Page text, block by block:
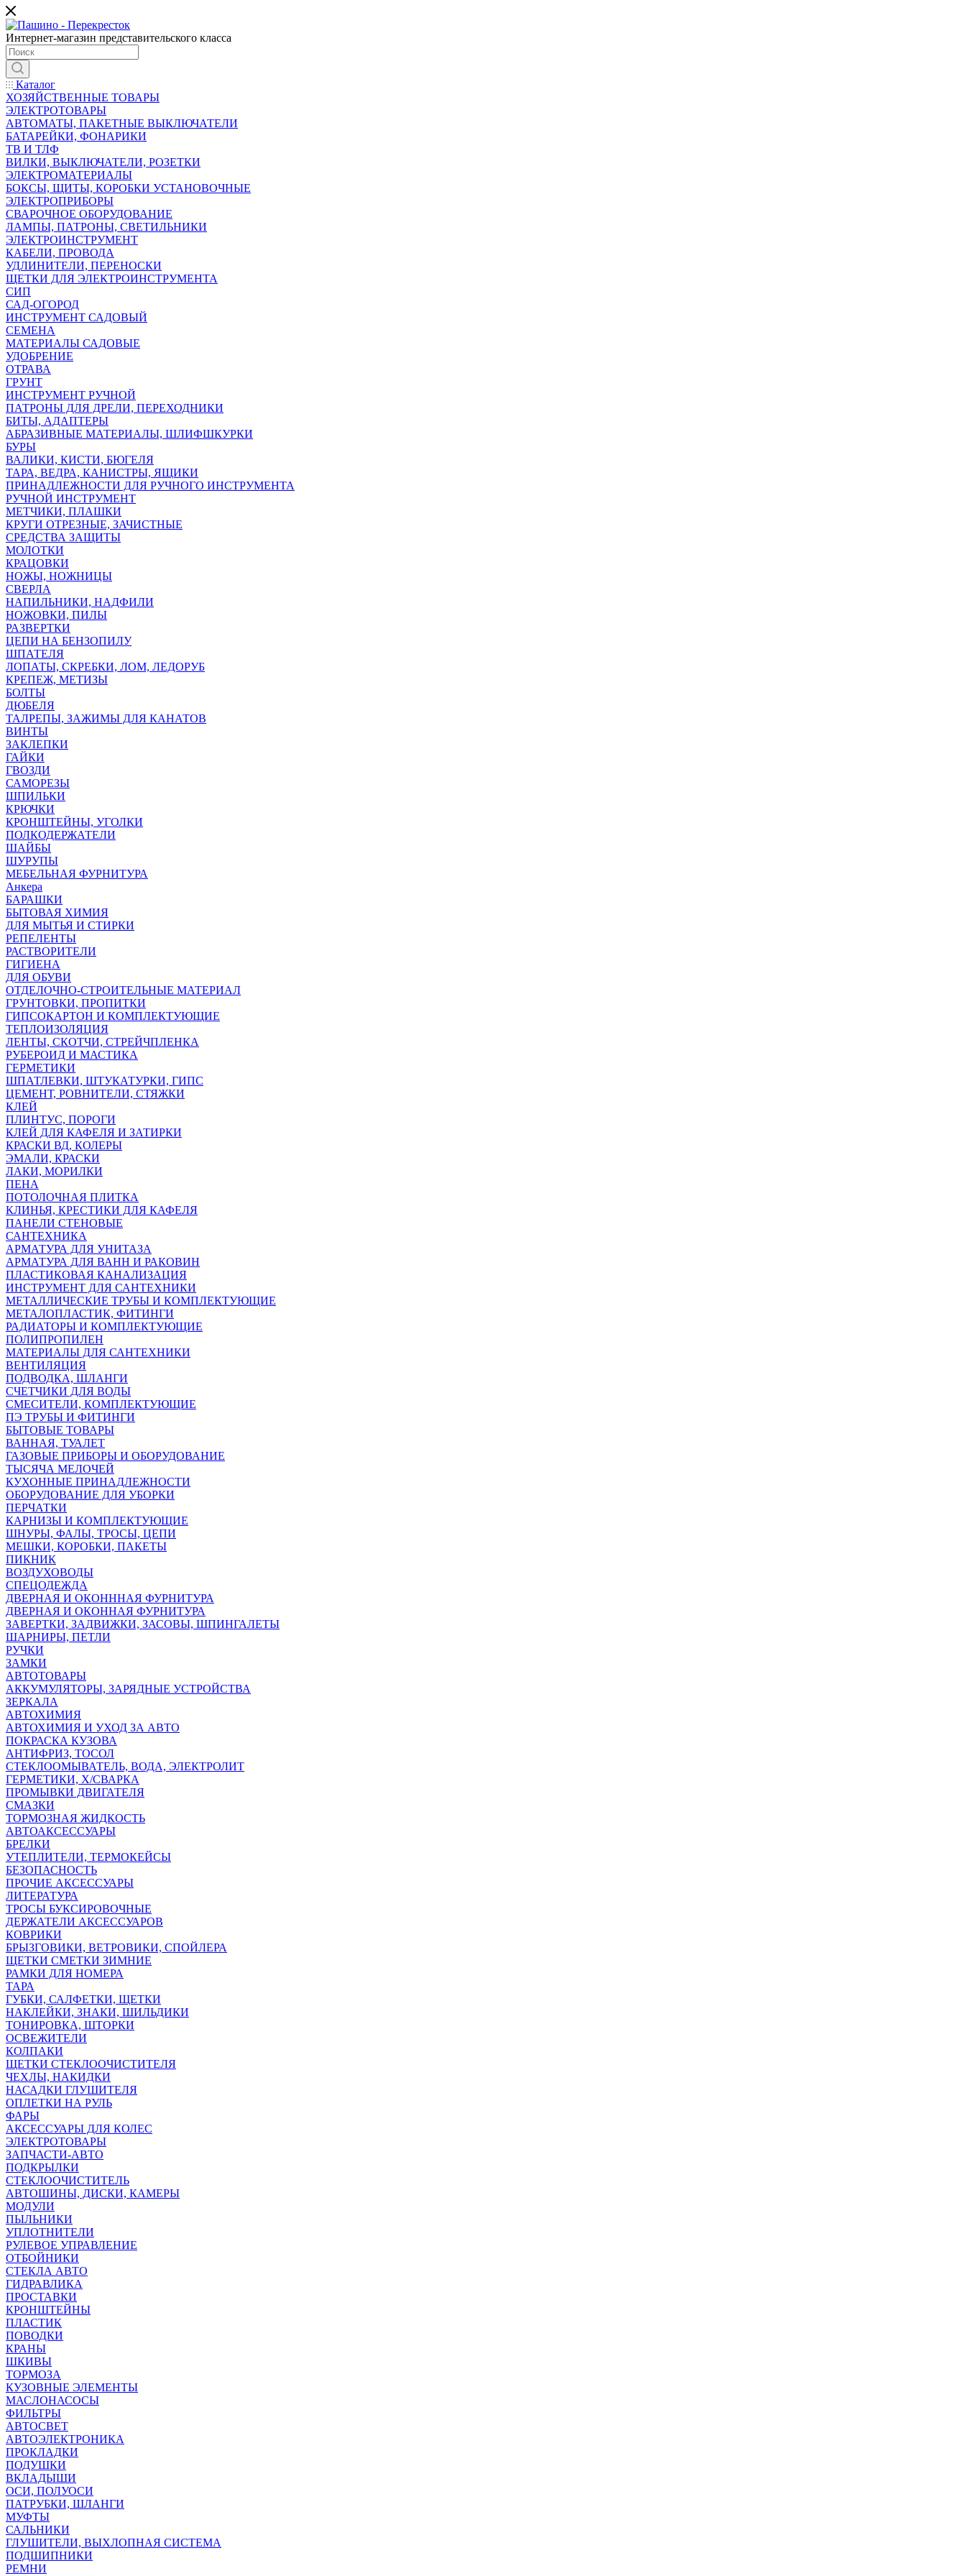
Интернет-магазин представительского класса
Каталог
ХОЗЯЙСТВЕННЫЕ ТОВАРЫ
ЭЛЕКТРОТОВАРЫ
АВТОМАТЫ, ПАКЕТНЫЕ ВЫКЛЮЧАТЕЛИ
БАТАРЕЙКИ, ФОНАРИКИ
ТВ И ТЛФ
ВИЛКИ, ВЫКЛЮЧАТЕЛИ, РОЗЕТКИ
ЭЛЕКТРОМАТЕРИАЛЫ
БОКСЫ, ЩИТЫ, КОРОБКИ УСТАНОВОЧНЫЕ
ЭЛЕКТРОПРИБОРЫ
СВАРОЧНОЕ ОБОРУДОВАНИЕ
ЛАМПЫ, ПАТРОНЫ, СВЕТИЛЬНИКИ
ЭЛЕКТРОИНСТРУМЕНТ
КАБЕЛИ, ПРОВОДА
УДЛИНИТЕЛИ, ПЕРЕНОСКИ
ЩЕТКИ ДЛЯ ЭЛЕКТРОИНСТРУМЕНТА
СИП
САД-ОГОРОД
ИНСТРУМЕНТ САДОВЫЙ
СЕМЕНА
МАТЕРИАЛЫ САДОВЫЕ
УДОБРЕНИЕ
ОТРАВА
ГРУНТ
ИНСТРУМЕНТ РУЧНОЙ
ПАТРОНЫ ДЛЯ ДРЕЛИ, ПЕРЕХОДНИКИ
БИТЫ, АДАПТЕРЫ
АБРАЗИВНЫЕ МАТЕРИАЛЫ, ШЛИФШКУРКИ
БУРЫ
ВАЛИКИ, КИСТИ, БЮГЕЛЯ
ТАРА, ВЕДРА, КАНИСТРЫ, ЯЩИКИ
ПРИНАДЛЕЖНОСТИ ДЛЯ РУЧНОГО ИНСТРУМЕНТА
РУЧНОЙ ИНСТРУМЕНТ
МЕТЧИКИ, ПЛАШКИ
КРУГИ ОТРЕЗНЫЕ, ЗАЧИСТНЫЕ
СРЕДСТВА ЗАЩИТЫ
МОЛОТКИ
КРАЦОВКИ
НОЖЫ, НОЖНИЦЫ
СВЕРЛА
НАПИЛЬНИКИ, НАДФИЛИ
НОЖОВКИ, ПИЛЫ
РАЗВЕРТКИ
ЦЕПИ НА БЕНЗОПИЛУ
ШПАТЕЛЯ
ЛОПАТЫ, СКРЕБКИ, ЛОМ, ЛЕДОРУБ
КРЕПЕЖ, МЕТИЗЫ
БОЛТЫ
ДЮБЕЛЯ
ТАЛРЕПЫ, ЗАЖИМЫ ДЛЯ КАНАТОВ
ВИНТЫ
ЗАКЛЕПКИ
ГАЙКИ
ГВОЗДИ
САМОРЕЗЫ
ШПИЛЬКИ
КРЮЧКИ
КРОНШТЕЙНЫ, УГОЛКИ
ПОЛКОДЕРЖАТЕЛИ
ШАЙБЫ
ШУРУПЫ
МЕБЕЛЬНАЯ ФУРНИТУРА
Анкера
БАРАШКИ
БЫТОВАЯ ХИМИЯ
ДЛЯ МЫТЬЯ И СТИРКИ
РЕПЕЛЕНТЫ
РАСТВОРИТЕЛИ
ГИГИЕНА
ДЛЯ ОБУВИ
ОТДЕЛОЧНО-СТРОИТЕЛЬНЫЕ МАТЕРИАЛ
ГРУНТОВКИ, ПРОПИТКИ
ГИПСОКАРТОН И КОМПЛЕКТУЮЩИЕ
ТЕПЛОИЗОЛЯЦИЯ
ЛЕНТЫ, СКОТЧИ, СТРЕЙЧПЛЕНКА
РУБЕРОИД И МАСТИКА
ГЕРМЕТИКИ
ШПАТЛЕВКИ, ШТУКАТУРКИ, ГИПС
ЦЕМЕНТ, РОВНИТЕЛИ, СТЯЖКИ
КЛЕЙ
ПЛИНТУС, ПОРОГИ
КЛЕЙ ДЛЯ КАФЕЛЯ И ЗАТИРКИ
КРАСКИ ВД, КОЛЕРЫ
ЭМАЛИ, КРАСКИ
ЛАКИ, МОРИЛКИ
ПЕНА
ПОТОЛОЧНАЯ ПЛИТКА
КЛИНЬЯ, КРЕСТИКИ ДЛЯ КАФЕЛЯ
ПАНЕЛИ СТЕНОВЫЕ
САНТЕХНИКА
АРМАТУРА ДЛЯ УНИТАЗА
АРМАТУРА ДЛЯ ВАНН И РАКОВИН
ПЛАСТИКОВАЯ КАНАЛИЗАЦИЯ
ИНСТРУМЕНТ ДЛЯ САНТЕХНИКИ
МЕТАЛЛИЧЕСКИЕ ТРУБЫ И КОМПЛЕКТУЮЩИЕ
МЕТАЛОПЛАСТИК, ФИТИНГИ
РАДИАТОРЫ И КОМПЛЕКТУЮЩИЕ
ПОЛИПРОПИЛЕН
МАТЕРИАЛЫ ДЛЯ САНТЕХНИКИ
ВЕНТИЛЯЦИЯ
ПОДВОДКА, ШЛАНГИ
СЧЕТЧИКИ ДЛЯ ВОДЫ
СМЕСИТЕЛИ, КОМПЛЕКТУЮЩИЕ
ПЭ ТРУБЫ И ФИТИНГИ
БЫТОВЫЕ ТОВАРЫ
ВАННАЯ, ТУАЛЕТ
ГАЗОВЫЕ ПРИБОРЫ И ОБОРУДОВАНИЕ
ТЫСЯЧА МЕЛОЧЕЙ
КУХОННЫЕ ПРИНАДЛЕЖНОСТИ
ОБОРУДОВАНИЕ ДЛЯ УБОРКИ
ПЕРЧАТКИ
КАРНИЗЫ И КОМПЛЕКТУЮЩИЕ
ШНУРЫ, ФАЛЫ, ТРОСЫ, ЦЕПИ
МЕШКИ, КОРОБКИ, ПАКЕТЫ
ПИКНИК
ВОЗДУХОВОДЫ
СПЕЦОДЕЖДА
ДВЕРНАЯ И ОКОНННАЯ ФУРНИТУРА
ДВЕРНАЯ И ОКОННАЯ ФУРНИТУРА
ЗАВЕРТКИ, ЗАДВИЖКИ, ЗАСОВЫ, ШПИНГАЛЕТЫ
ШАРНИРЫ, ПЕТЛИ
РУЧКИ
ЗАМКИ
АВТОТОВАРЫ
АККУМУЛЯТОРЫ, ЗАРЯДНЫЕ УСТРОЙСТВА
ЗЕРКАЛА
АВТОХИМИЯ
АВТОХИМИЯ И УХОД ЗА АВТО
ПОКРАСКА КУЗОВА
АНТИФРИЗ, ТОСОЛ
СТЕКЛООМЫВАТЕЛЬ, ВОДА, ЭЛЕКТРОЛИТ
ГЕРМЕТИКИ, Х/СВАРКА
ПРОМЫВКИ ДВИГАТЕЛЯ
СМАЗКИ
ТОРМОЗНАЯ ЖИДКОСТЬ
АВТОАКСЕССУАРЫ
БРЕЛКИ
УТЕПЛИТЕЛИ, ТЕРМОКЕЙСЫ
БЕЗОПАСНОСТЬ
ПРОЧИЕ АКСЕССУАРЫ
ЛИТЕРАТУРА
ТРОСЫ БУКСИРОВОЧНЫЕ
ДЕРЖАТЕЛИ АКСЕССУАРОВ
КОВРИКИ
БРЫЗГОВИКИ, ВЕТРОВИКИ, СПОЙЛЕРА
ЩЕТКИ СМЕТКИ ЗИМНИЕ
РАМКИ ДЛЯ НОМЕРА
ТАРА
ГУБКИ, САЛФЕТКИ, ЩЕТКИ
НАКЛЕЙКИ, ЗНАКИ, ШИЛЬДИКИ
ТОНИРОВКА, ШТОРКИ
ОСВЕЖИТЕЛИ
КОЛПАКИ
ЩЕТКИ СТЕКЛООЧИСТИТЕЛЯ
ЧЕХЛЫ, НАКИДКИ
НАСАДКИ ГЛУШИТЕЛЯ
ОПЛЕТКИ НА РУЛЬ
ФАРЫ
АКСЕССУАРЫ ДЛЯ КОЛЕС
ЭЛЕКТРОТОВАРЫ
ЗАПЧАСТИ-АВТО
ПОДКРЫЛКИ
СТЕКЛООЧИСТИТЕЛЬ
АВТОШИНЫ, ДИСКИ, КАМЕРЫ
МОДУЛИ
ПЫЛЬНИКИ
УПЛОТНИТЕЛИ
РУЛЕВОЕ УПРАВЛЕНИЕ
ОТБОЙНИКИ
СТЕКЛА АВТО
ГИДРАВЛИКА
ПРОСТАВКИ
КРОНШТЕЙНЫ
ПЛАСТИК
ПОВОДКИ
КРАНЫ
ШКИВЫ
ТОРМОЗА
КУЗОВНЫЕ ЭЛЕМЕНТЫ
МАСЛОНАСОСЫ
ФИЛЬТРЫ
АВТОСВЕТ
АВТОЭЛЕКТРОНИКА
ПРОКЛАДКИ
ПОДУШКИ
ВКЛАДЫШИ
ОСИ, ПОЛУОСИ
ПАТРУБКИ, ШЛАНГИ
МУФТЫ
САЛЬНИКИ
ГЛУШИТЕЛИ, ВЫХЛОПНАЯ СИСТЕМА
ПОДШИПНИКИ
РЕМНИ